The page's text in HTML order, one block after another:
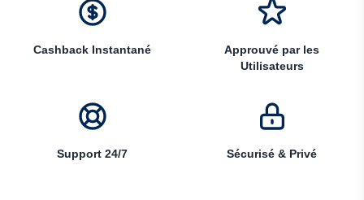
Cashback Instantané
Approuvé par les
Utilisateurs
Support 24/7 Sécurisé & Privé